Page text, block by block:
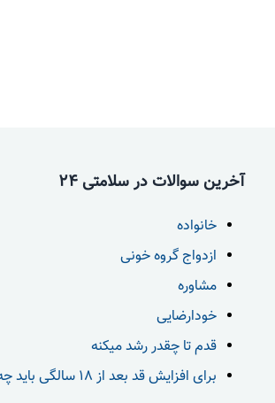
آخرین سوالات در سلامتی 24
خانواده
ازدواج گروه خونی
مشاوره
خودارضایی
قدم تا چقدر رشد میکنه
برای افزایش قد بعد از 18 سالگی باید چه کرد